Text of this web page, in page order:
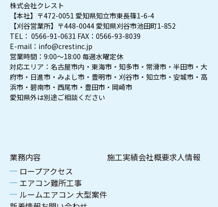
業務内容
ロープアクセス
エアコン難所工事
ルームエアコン 大型案件
施工実績会社概要求人情報
株式会社クレスト
【本社】〒472-0051 愛知県知立市東長篠1-6-4
【刈谷営業所】〒448-0044 愛知県刈谷市池田町1-852
TEL： 0566-91-0631 FAX：0566-93-8039
E-mail：info@crestinc.jp
営業時間：9:00～18:00 毎週水曜定休
対応エリア：名古屋市内・東海市・知多市・常滑市・半田市・大
府市・日進市・みよし市・豊明市・刈谷市・知立市・安城市・高
浜市・碧南市・西尾市・豊田市・岡崎市
愛知県外は別途ご相談ください